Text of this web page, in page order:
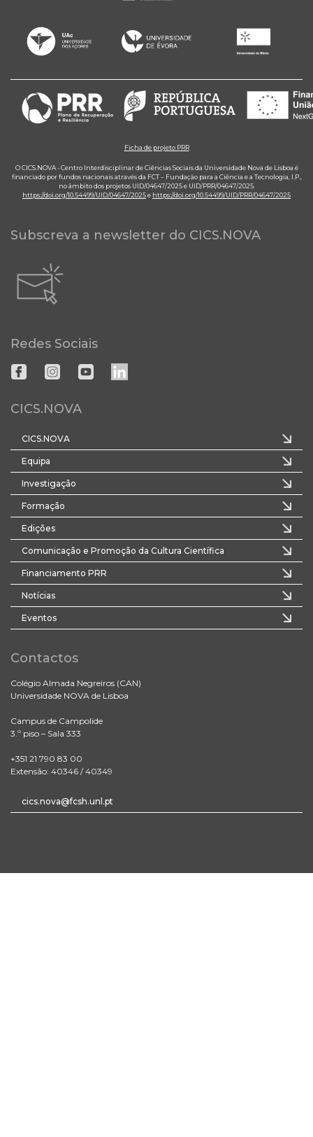
Ficha de projeto PRR
O CICS.NOVA - Centro Interdisciplinar de Ciências Sociais da Universidade Nova de Lisboa é
financiado por fundos nacionais através da FCT – Fundação para a Ciência e a Tecnologia, I.P.,
no âmbito dos projetos UID/04647/2025 e UID/PRR/04647/2025.
https://doi.org/10.54499/UID/04647/2025e https://doi.org/10.54499/UID/PRR/04647/2025
Subscreva a newsletter do CICS.NOVA
Redes Sociais
CICS.NOVA
CICS.NOVA
Equipa
Investigação
Formação
Edições
Comunicação e Promoção da Cultura Científica
Financiamento PRR
Notícias
Eventos
Contactos
Colégio Almada Negreiros (CAN)
Universidade NOVA de Lisboa
Campus de Campolide
3.º piso – Sala 333
+351 21 790 83 00
Extensão: 40346 / 40349
cics.nova@fcsh.unl.pt